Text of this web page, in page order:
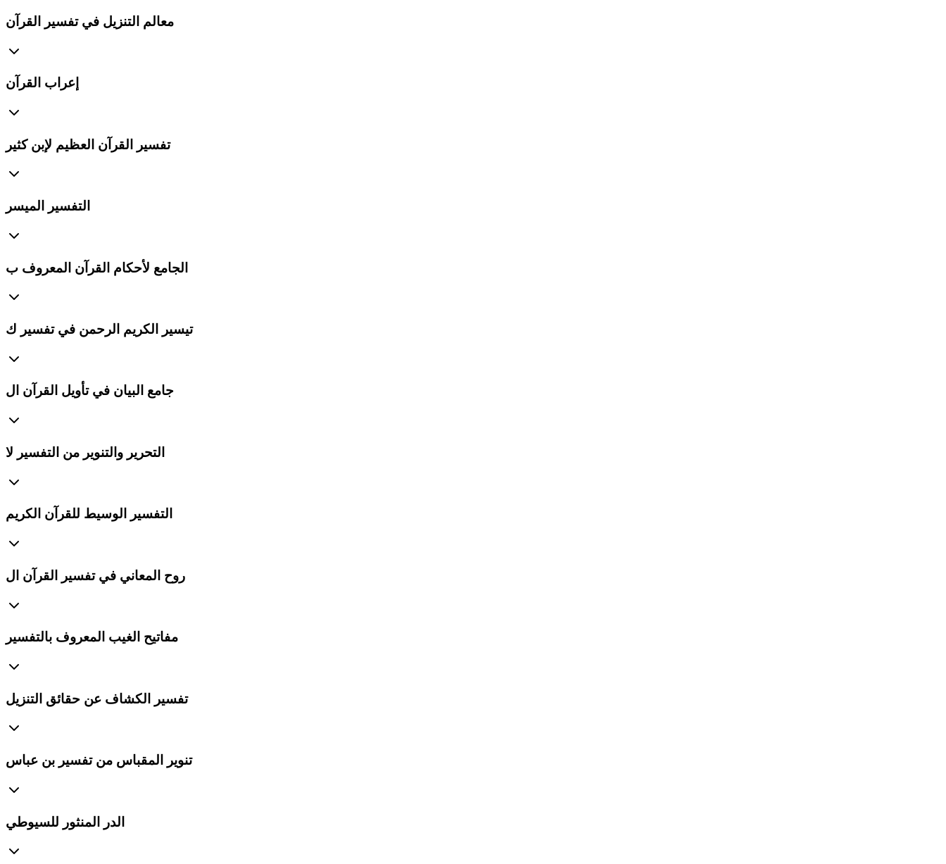
معالم التنزيل في تفسير القرآن
إعراب القرآن
تفسير القرآن العظيم لإبن كثير
التفسير الميسر
الجامع لأحكام القرآن المعروف ب
تيسير الكريم الرحمن في تفسير ك
جامع البيان في تأويل القرآن ال
التحرير والتنوير من التفسير لا
التفسير الوسيط للقرآن الكريم
روح المعاني في تفسير القرآن ال
مفاتيح الغيب المعروف بالتفسير
تفسير الكشاف عن حقائق التنزيل
تنوير المقباس من تفسير بن عباس
الدر المنثور للسيوطي